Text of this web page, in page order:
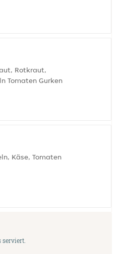
Rotkraut,
Tomaten Gurken
Käse, Tomaten
serviert.